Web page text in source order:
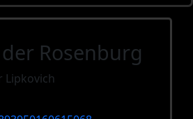
Rosenburg
Lipkovich